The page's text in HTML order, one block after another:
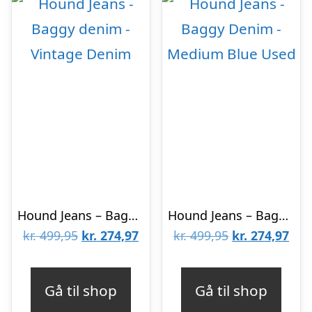
Hound Jeans – Baggy denim – Vintage Denim
kr.499,95 Den
var:
kr. 274,97Den
Gå til shop
Hound Jeans – Baggy Denim – Medium Blue Used
kr.499,95 Den
var:
kr. 274,97Den
Gå til shop